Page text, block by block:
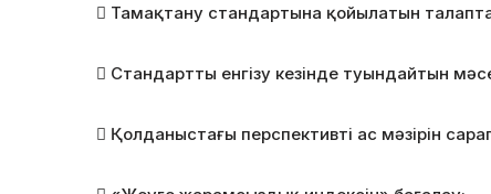
 Тамақтану стандартына қойылатын
 Стандартты енгізу кезінде туындайтын
 Қолданыстағы перспективті ас мәзірін